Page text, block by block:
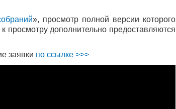
», просмотр полной версии которого
просмотру дополнительно предоставляются
заявки по ссылке >>>